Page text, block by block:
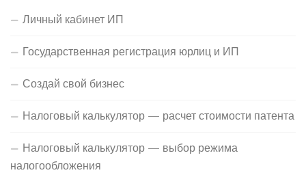
Личный кабинет ИП
Государственная регистрация юрлиц и ИП
Создай свой бизнес
Налоговый калькулятор — расчет стоимости патента
Налоговый калькулятор — выбор режима
налогообложения